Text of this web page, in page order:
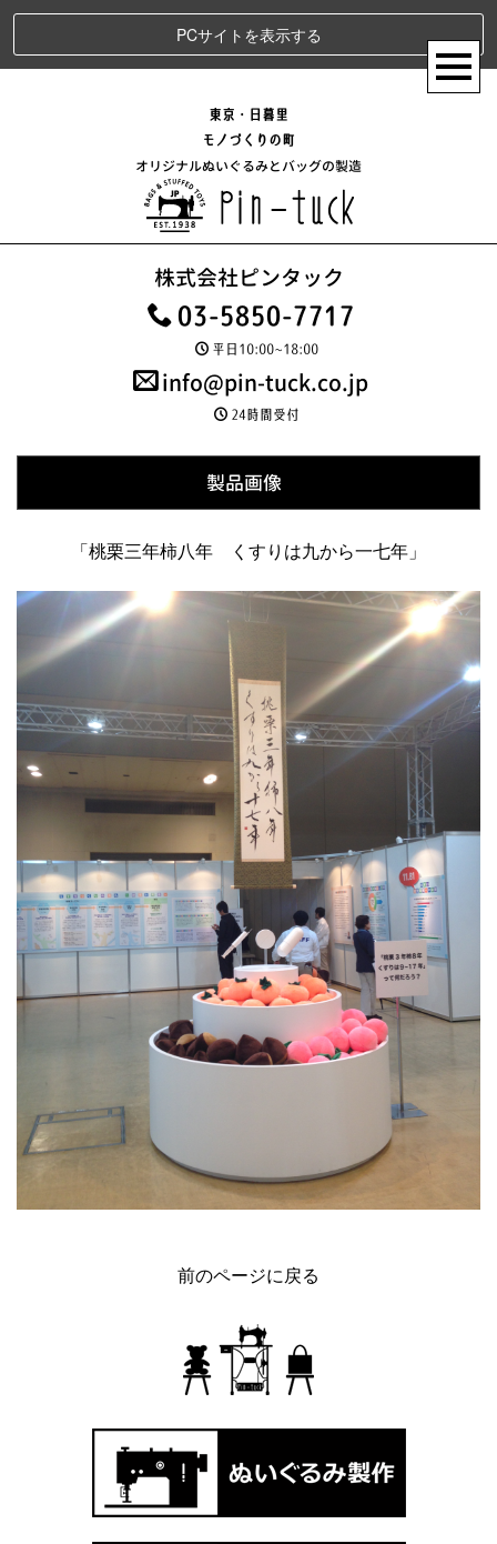
PCサイトを表示する
東京・日暮里
モノづくりの町
オリジナルぬいぐるみとバッグの製造
株式会社ピンタック
03-5850-7717
平日10:00~18:00
info@pin-tuck.co.jp
24時間受付
製品画像
「桃栗三年柿八年 くすりは九から一七年」
前のページに戻る